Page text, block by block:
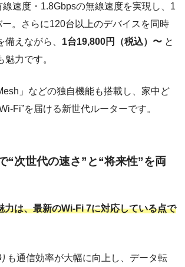
速度・1.8Gbpsの無線速度を実現し、1
。さらに120台以上のデバイスを同時
えながら、 1台19,800円（税込）〜 と
力です。
」などの独自機能も搭載し、家中ど
Fi”を届ける新世代ルーターです。
“次世代の速さ”と“将来性”を両
力は、最新のWi-Fi 7に対応している点で
も通信効率が大幅に向上し、データ転